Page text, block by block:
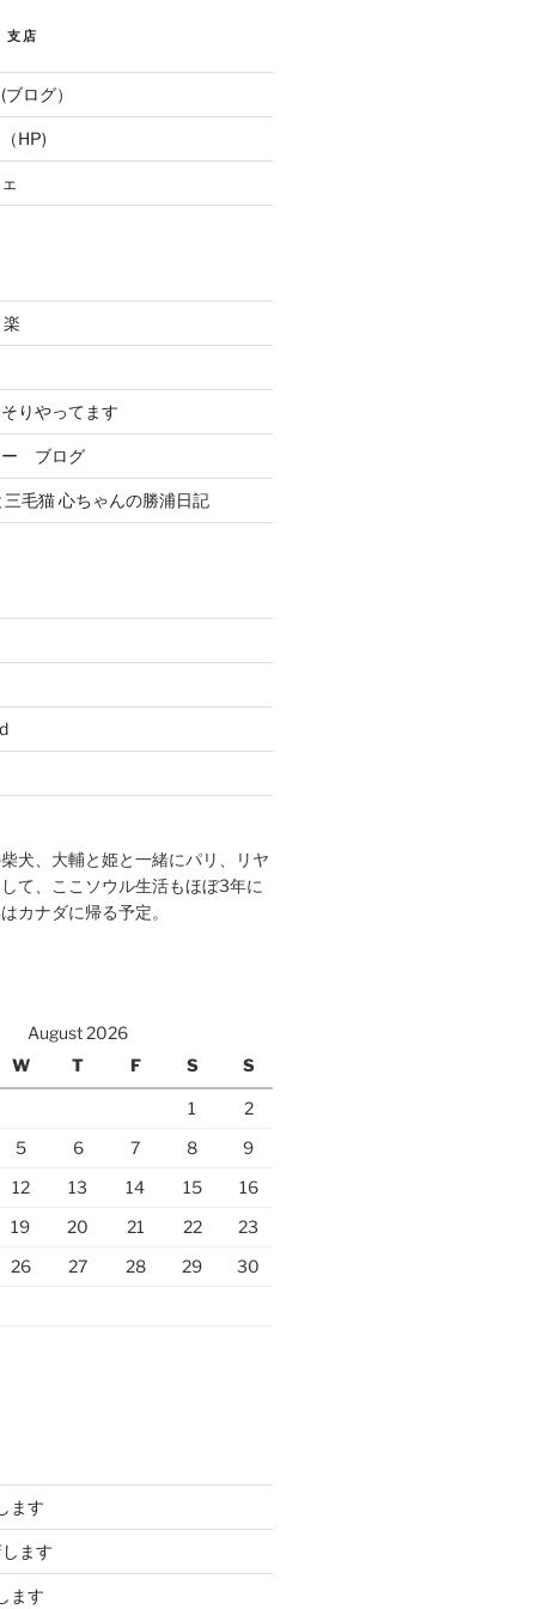
店
ログ）
HP)
りやってます
ー ブログ
毛猫 心ちゃんの勝浦日記
犬、大輔と姫と一緒にパリ、リヤ
て、ここソウル生活もほぼ3年に
カナダに帰る予定。
August 2026
W
T F S S
1
2
5
6 7 8
9
12
13 14 15
16
19
20 21 22
23
26
27 28 29 30
ます
ます
ます